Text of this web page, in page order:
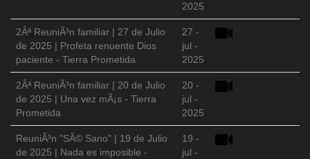
2025
2Âª ReuniÃ³n familiar | 27 de Julio
de 2025 | Profeta renuente Dios
paciente - Tierra Prometida
27 -
jul -
2025
2Âª ReuniÃ³n familiar | 20 de Julio
de 2025 | Una vez mÃ¡s - Tierra
Prometida
20 -
jul -
2025
ReuniÃ³n "SÃ© Sano" | 19 de Julio
de 2025 | Nada es imposible -
19 -
jul -